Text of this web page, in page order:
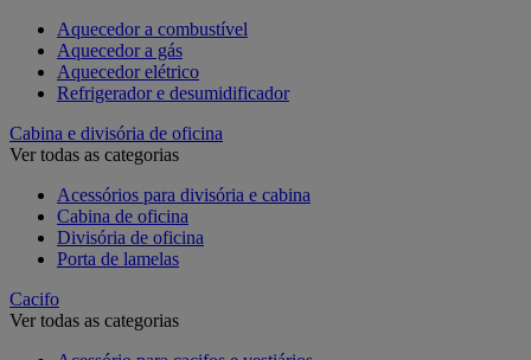
Aquecedor a combustível
Aquecedor a gás
Aquecedor elétrico
Refrigerador e desumidificador
Cabina e divisória de oficina
Ver todas as categorias
Acessórios para divisória e cabina
Cabina de oficina
Divisória de oficina
Porta de lamelas
Cacifo
Ver todas as categorias